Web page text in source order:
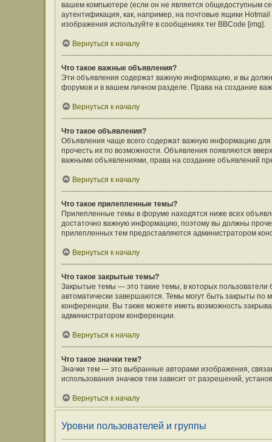
вашем компьютере (если он не является общедоступным
аутентификация, как, например, на почтовые ящики
изображения используйте в сообщениях тег BBCode [img].
Вернуться к началу
Что такое важные объявления?
Эти объявления содержат важную информацию, и вы
форумов и в вашем личном разделе. Права на создание
Вернуться к началу
Что такое объявления?
Объявления чаще всего содержат важную информацию
прочесть их по возможности. Объявления появляются
важными объявлениями, права на создание объявлений
Вернуться к началу
Что такое прилепленные темы?
Прилепленные темы в форуме находятся ниже всех
достаточно важную информацию, поэтому вы должны
прилепленных тем предоставляются администратором
Вернуться к началу
Что такое закрытые темы?
Закрытые темы — это такие темы, в которых
автоматически завершаются. Темы могут быть закрыты
конференции. Вы также можете иметь возможность
администратором конференции.
Вернуться к началу
Что такое значки тем?
Значки тем — это выбранные авторами изображения,
использования значков тем зависит от разрешений,
Вернуться к началу
Уровни пользователей и группы